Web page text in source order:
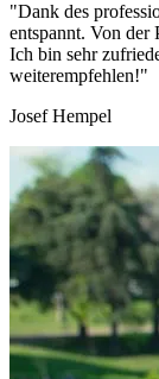
"Dank des
entspannt. Von der
Ich bin sehr
weiterempfehlen!"
Josef Hempel